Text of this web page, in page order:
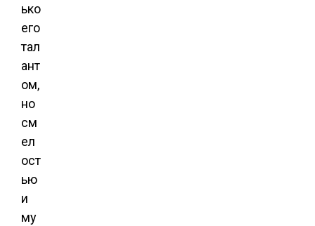
ько
его
тал
ант
ом,
но
см
ел
ост
ью
и
му